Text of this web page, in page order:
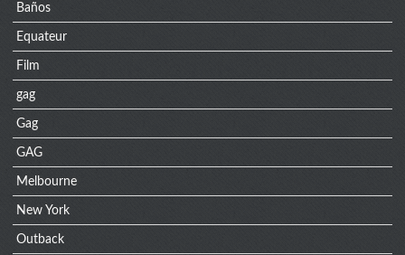
Baños
Equateur
Film
gag
Gag
GAG
Melbourne
New York
Outback